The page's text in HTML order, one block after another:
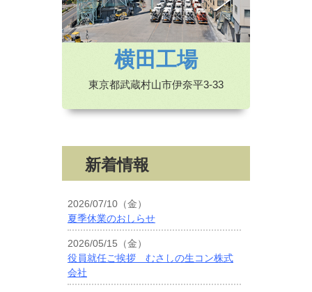
横田工場
東京都武蔵村山市伊奈平3-33
新着情報